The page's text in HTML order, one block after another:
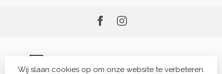
Wij slaan cookies op om onze website te verbeteren.